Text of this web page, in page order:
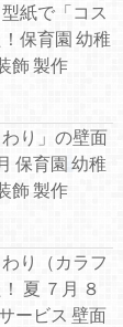
紙で「コス
保育園 幼稚
飾 製作
り」の壁面
保育園 幼稚
飾 製作
り（カラフ
夏 ７月 ８
ービス 壁面